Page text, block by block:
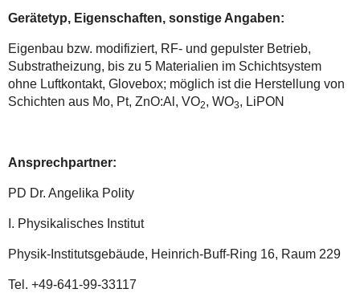
Gerätetyp, Eigenschaften, sonstige Angaben:
Eigenbau bzw. modifiziert, RF- und gepulster Betrieb,
Substratheizung, bis zu 5 Materialien im Schichtsystem
ohne Luftkontakt, Glovebox; möglich ist die Herstellung von
Schichten aus Mo, Pt, ZnO:Al, VO2, WO3, LiPON
Ansprechpartner:
PD Dr. Angelika Polity
I. Physikalisches Institut
Physik-Institutsgebäude, Heinrich-Buff-Ring 16, Raum 229
Tel. +49-641-99-33117